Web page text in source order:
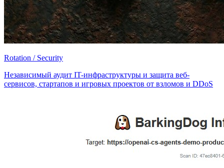
Rotation / Security
Независимый аудит IT-инфраструктуры и защита веб-
сервисов, стартапов и игровых проектов от взломов и DDoS